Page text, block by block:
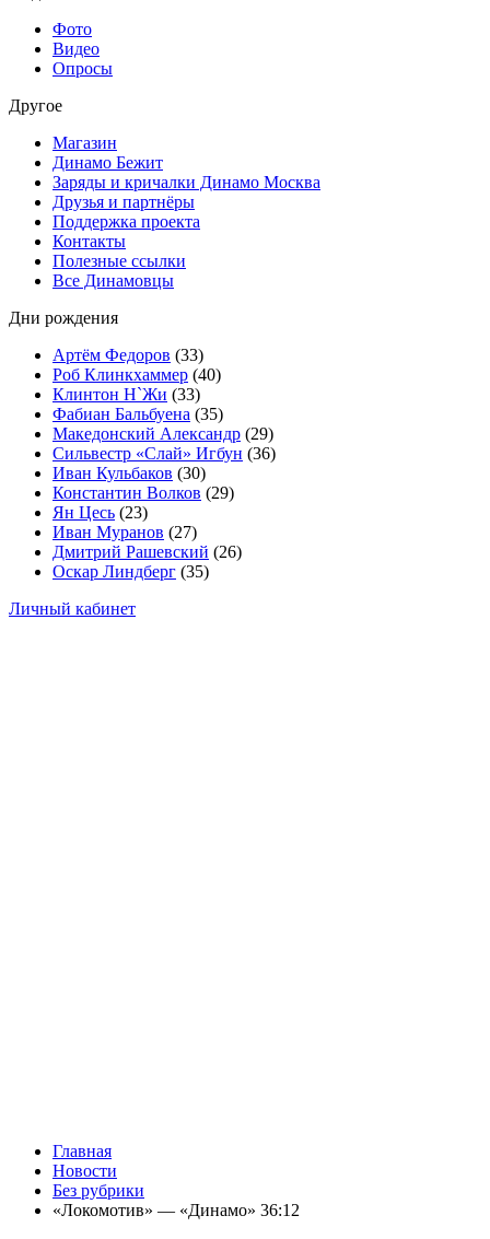
Фото
Видео
Опросы
Другое
Магазин
Динамо Бежит
Заряды и кричалки Динамо Москва
Друзья и партнёры
Поддержка проекта
Контакты
Полезные ссылки
Все Динамовцы
Дни рождения
Артём Федоров (33)
Роб Клинкхаммер (40)
Клинтон Н`Жи (33)
Фабиан Бальбуена (35)
Македонский Александр (29)
Сильвестр «Слай» Игбун (36)
Иван Кульбаков (30)
Константин Волков (29)
Ян Цесь (23)
Иван Муранов (27)
Дмитрий Рашевский (26)
Оскар Линдберг (35)
Личный кабинет
Главная
Новости
Без рубрики
«Локомотив» — «Динамо» 36:12